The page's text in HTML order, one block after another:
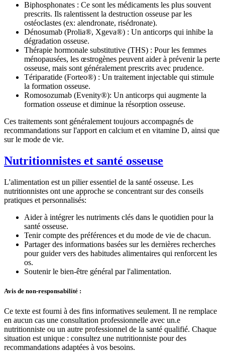
Biphosphonates : Ce sont les médicaments les plus souvent
prescrits. Ils ralentissent la destruction osseuse par les
ostéoclastes (ex: alendronate, risédronate).
Dénosumab (Prolia®, Xgeva®) : Un anticorps qui inhibe la
dégradation osseuse.
Thérapie hormonale substitutive (THS) : Pour les femmes
ménopausées, les œstrogènes peuvent aider à prévenir la perte
osseuse, mais sont généralement prescrits avec prudence.
Tériparatide (Forteo®) : Un traitement injectable qui stimule
la formation osseuse.
Romosozumab (Evenity®): Un anticorps qui augmente la
formation osseuse et diminue la résorption osseuse.
Ces traitements sont généralement toujours accompagnés de
recommandations sur l'apport en calcium et en vitamine D, ainsi que
sur le mode de vie.
Nutritionnistes et santé osseuse
L'alimentation est un pilier essentiel de la santé osseuse. Les
nutritionnistes ont une approche se concentrant sur des conseils
pratiques et personnalisés:
Aider à intégrer les nutriments clés dans le quotidien pour la
santé osseuse.
Tenir compte des préférences et du mode de vie de chacun.
Partager des informations basées sur les dernières recherches
pour guider vers des habitudes alimentaires qui renforcent les
os.
Soutenir le bien-être général par l'alimentation.
Avis de non-responsabilité :
Ce texte est fourni à des fins informatives seulement. Il ne remplace
en aucun cas une consultation professionnelle avec un.e
nutritionniste ou un autre professionnel de la santé qualifié. Chaque
situation est unique : consultez une nutritionniste pour des
recommandations adaptées à vos besoins.